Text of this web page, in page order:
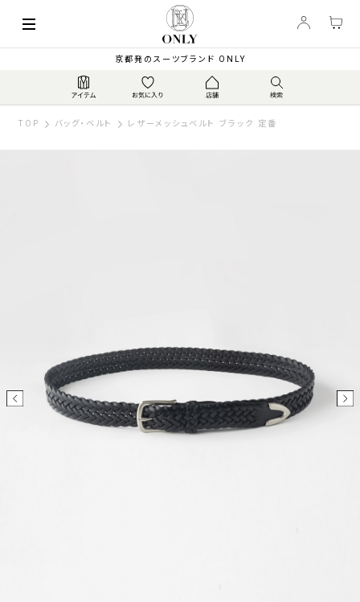
京都発のスーツブランド ONLY
TOP バッグ・ベルト レザーメッシュベルト ブラック 定番